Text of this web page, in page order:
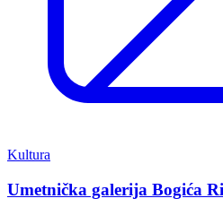
Kultura
Umetnička galerija Bogića